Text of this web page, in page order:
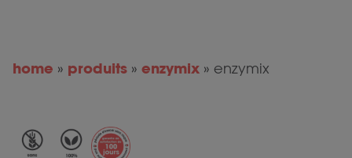
home » produits » enzymix » enzymix